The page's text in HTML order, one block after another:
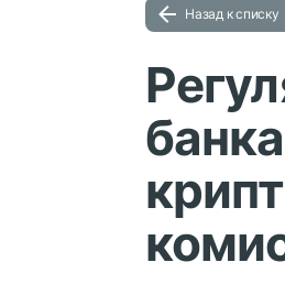
Назад к списку